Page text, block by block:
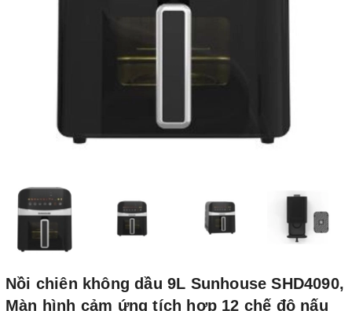
Nồi chiên không dầu 9L Sunhouse SHD4090,
Màn hình cảm ứng tích hợp 12 chế độ nấu